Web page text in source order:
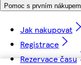
Pomoc s prvním nákupem
Jak nakupovat
Registrace
Rezervace času